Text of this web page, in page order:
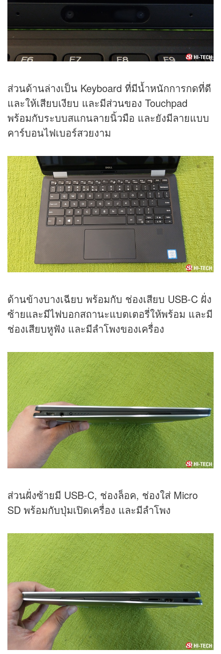
ส่วนด้านล่างเป็น Keyboard ที่มีน้ำหนักการกดที่ดี
และให้เสียบเงียบ และมีส่วนของ Touchpad
พร้อมกับระบบสแกนลายนิ้วมือ และยังมีลายแบบ
คาร์บอนไฟเบอร์สวยงาม
ด้านข้างบางเฉียบ พร้อมกับ ช่องเสียบ USB-C ฝั่ง
ซ้ายและมีไฟบอกสถานะแบตเตอรี่ให้พร้อม และมี
ช่องเสียบหูฟัง และมีลำโพงของเครื่อง
ส่วนฝั่งซ้ายมี USB-C, ช่องล็อค, ช่องใส่ Micro
SD พร้อมกับปุ่มเปิดเครื่อง และมีลำโพง